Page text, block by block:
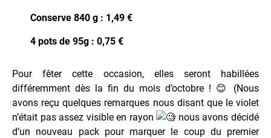
Conserve 840 g : 1,49 €
4 pots de 95g : 0,75 €
Pour fêter cette occasion, elles seront habillées
différemment dès la fin du mois d’octobre ! 😊 (Nous
avons reçu quelques remarques nous disant que le violet
n’était pas assez visible en rayon
nous avons décidé
d’un nouveau pack pour marquer le coup du premier